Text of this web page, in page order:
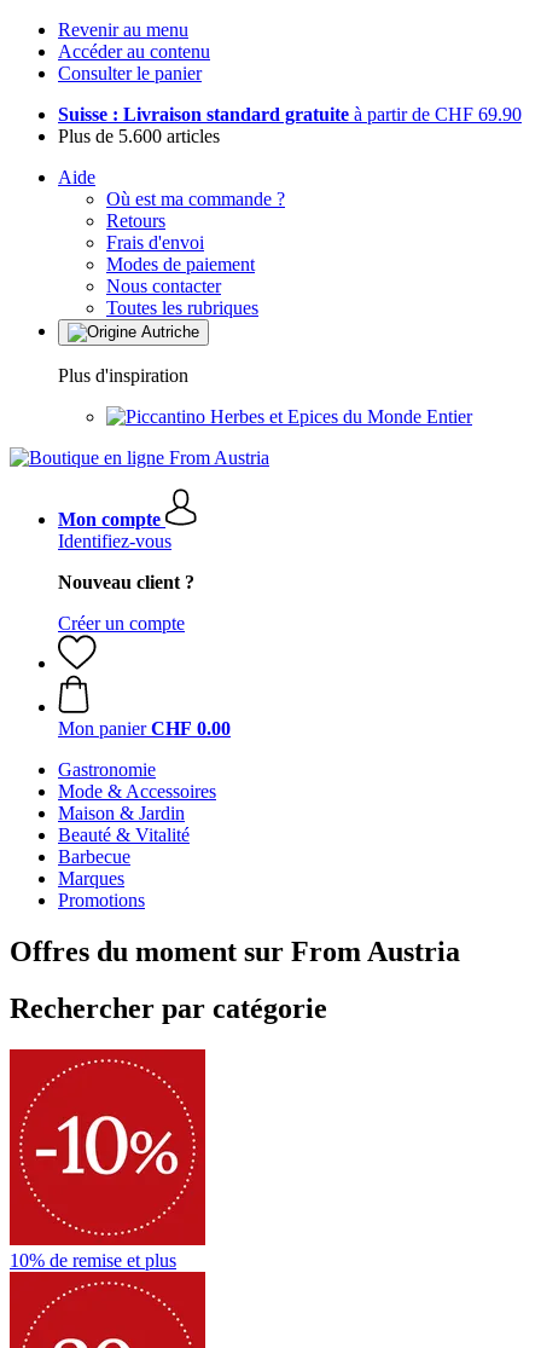
Revenir au menu
Accéder au contenu
Consulter le panier
Suisse : Livraison standard gratuite à partir de CHF 69.90
Plus de 5.600 articles
Aide
Où est ma commande ?
Retours
Frais d'envoi
Modes de paiement
Nous contacter
Toutes les rubriques
Plus d'inspiration
Herbes et Epices du Monde Entier
Mon compte
Identifiez-vous
Nouveau client ?
Créer un compte
Mon panier CHF 0.00
Gastronomie
Mode & Accessoires
Maison & Jardin
Beauté & Vitalité
Barbecue
Marques
Promotions
Offres du moment sur From Austria
Rechercher par catégorie
10% de remise et plus